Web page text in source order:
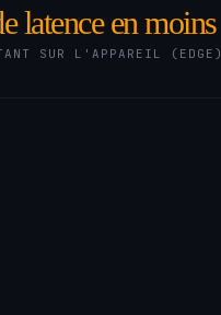
latence en moins
SUR L'APPAREIL (EDGE)